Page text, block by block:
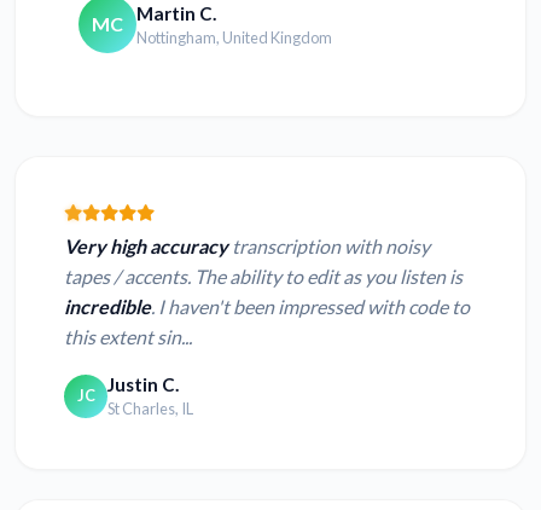
MC Martin C.
Nottingham, United Kingdom
Very high accuracytranscription with noisy
tapes / accents. The ability to edit as you listen is
incredible. I haven't been impressed with code to
this extent sin...
JC Justin C.
St Charles, IL